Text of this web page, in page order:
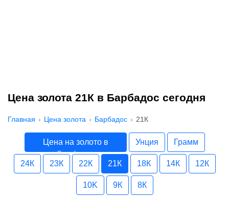
Цена золота 21К в Барбадос сегодня
Главная Цена золота Барбадос 21К
Цена на золото в
Барбадос
Унция Грамм
24К 23К 22К 21К 18К 14К 12К
10K 9К 8К